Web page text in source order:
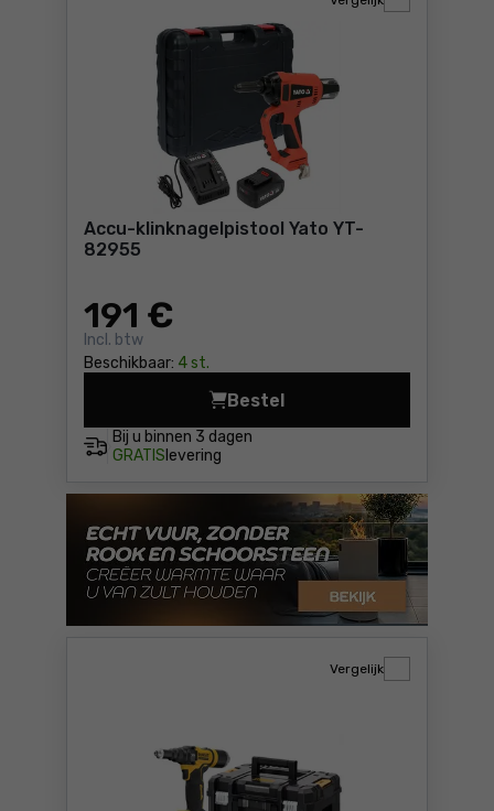
Accu-klinknagelpistool Yato YT-
82955
191 €
Incl. btw
Beschikbaar: 4 st.
Bij u binnen 3 dagen
GRATIS levering
Bestel
Accu-klinknagelpistool
Vergelijk